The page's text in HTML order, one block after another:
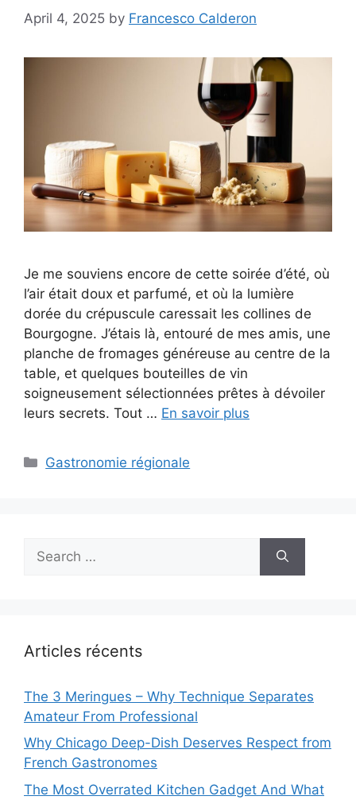
April 4, 2025 by Francesco Calderon
Je me souviens encore de cette soirée d’été, où
l’air était doux et parfumé, et où la lumière
dorée du crépuscule caressait les collines de
Bourgogne. J’étais là, entouré de mes amis, une
planche de fromages généreuse au centre de la
table, et quelques bouteilles de vin
soigneusement sélectionnées prêtes à dévoiler
leurs secrets. Tout … En savoir plus
Categories
Gastronomie régionale
for:
Articles récents
The 3 Meringues – Why Technique Separates
Amateur From Professional
Why Chicago Deep-Dish Deserves Respect from
French Gastronomes
The Most Overrated Kitchen Gadget And What